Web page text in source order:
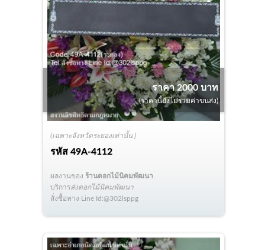
(เฉพาะจังหวัดระยองเท่านั้น )
รหัส49A-4112
ราคา 2000 บาท
(ราคานี้ยังไม่รวมค่าขนส่ง)
ผลงานของ ร้านดอกไม้นิคมพัฒนา
บริการส่งดอกไม้นิคมพัฒนา
สั่งซื้อทาง Line Id:@302lsppg